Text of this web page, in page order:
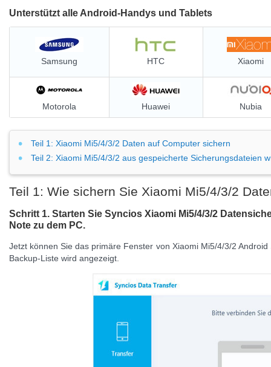
Unterstützt alle Android-Handys und Tablets
Samsung HTC Xiaomi
Motorola Huawei Nubia
Teil 1: Xiaomi Mi5/4/3/2 Daten auf Computer sichern
Teil 2: Xiaomi Mi5/4/3/2 aus gespeicherte Sicherungsdateien
Teil 1: Wie sichern Sie Xiaomi Mi5/4/3/2
Schritt 1. Starten Sie Syncios Xiaomi Mi5/4/3/2
Note zu dem PC.
Jetzt können Sie das primäre Fenster von Xiaomi Mi5/4/3/2 Android
Backup-Liste wird angezeigt.